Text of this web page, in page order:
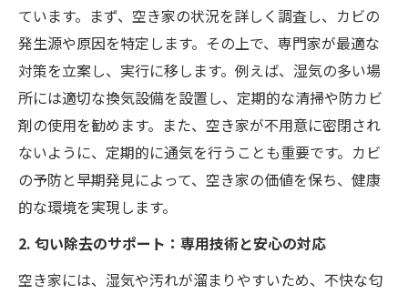
ています。まず、空き家の状況を詳しく調査し、カビの
発生源や原因を特定します。その上で、専門家が最適な
対策を立案し、実行に移します。例えば、湿気の多い場
所には適切な換気設備を設置し、定期的な清掃や防カビ
剤の使用を勧めます。また、空き家が不用意に密閉され
ないように、定期的に通気を行うことも重要です。カビ
の予防と早期発見によって、空き家の価値を保ち、健康
的な環境を実現します。
2. 匂い除去のサポート：専用技術と安心の対応
空き家には、湿気や汚れが溜まりやすいため、不快な匂